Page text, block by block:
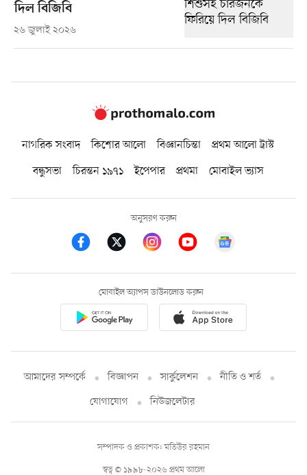
দিল বিজিবি
২৬ জুলাই ২০২৬
নাগরিক সংবাদ কিশোর আলো বিজ্ঞানচিন্তা
প্রথম আলো ট্রাস্ট
বন্ধুসভা
চিরন্তন ১৯৭১ ইপেপার প্রথমা মোবাইল ভ্যাস
অনুসরণ করুন
মোবাইল অ্যাপস ডাউনলোড করুন
আমাদের সম্পর্কে বিজ্ঞাপন সার্কুলেশন
নীতি ও শর্ত
যোগাযোগ
নিউজলেটার
স্বত্ব © ১৯৯৮-২০২৬ প্রথম আলো
সম্পাদক ও প্রকাশক: মতিউর রহমান